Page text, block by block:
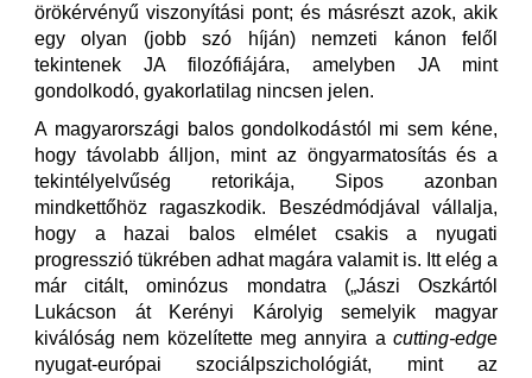
örökérvényű viszonyítási pont; és másrészt azok, akik
egy olyan (jobb szó híján) nemzeti kánon felől
tekintenek JA filozófiájára, amelyben JA mint
gondolkodó, gyakorlatilag nincsen jelen.
A magyarországi balos gondolkodástól mi sem kéne,
hogy távolabb álljon, mint az öngyarmatosítás és a
tekintélyelvűség retorikája, Sipos azonban
mindkettőhöz ragaszkodik. Beszédmódjával vállalja,
hogy a hazai balos elmélet csakis a nyugati
progresszió tükrében adhat magára valamit is. Itt elég a
már citált, ominózus mondatra („Jászi Oszkártól
Lukácson át Kerényi Károlyig semelyik magyar
kiválóság nem közelítette meg annyira a cutting-edge
nyugat-európai szociálpszichológiát, mint az